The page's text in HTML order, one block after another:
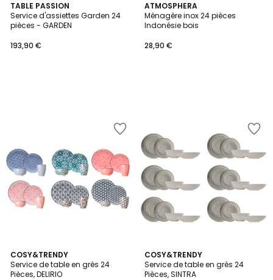
TABLE PASSION
Service d'assiettes Garden 24
pièces - GARDEN
€.
193,90 €
ATMOSPHERA
Ménagère inox 24 pièces
Indonésie bois
28,90 €
COSY&TRENDY
Service de table en grès 24
Pièces, DELIRIO
COSY&TRENDY
Service de table en grès 24
Pièces, SINTRA
2
Couleurs